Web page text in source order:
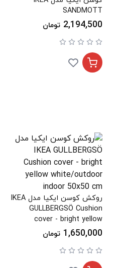
SANDMOTT
2,194,500 تومان
روکش کوسن ایکیا مدل IKEA
GULLBERGSÖ Cushion
cover - bright yellow
white/outdoor indoor
50x50 cm
1,650,000 تومان